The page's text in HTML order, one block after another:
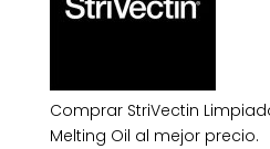
Comprar StriVectin
Melting Oil al mejor precio.